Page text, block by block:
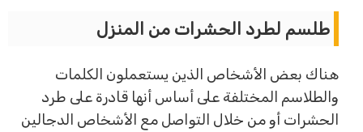
طلسم لطرد الحشرات من المنزل
هناك بعض الأشخاص الذين يستعملون الكلمات
والطلاسم المختلفة على أساس أنها قادرة على طرد
الحشرات أو من خلال التواصل مع الأشخاص الدجالين